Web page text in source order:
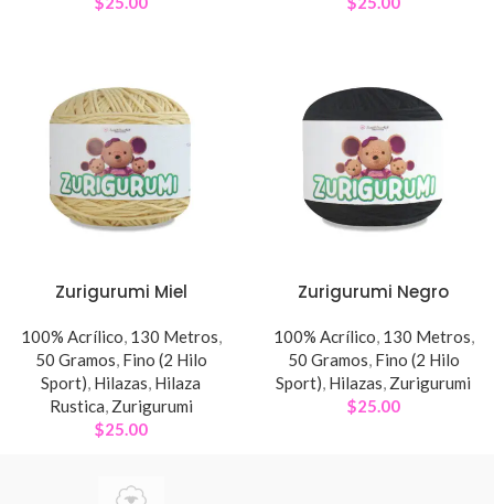
Zurigurumi Miel
100% Acrílico, 130 Metros,
50 Gramos, Fino (2 Hilo
Sport), Hilazas, Hilaza
Rustica, Zurigurumi
$25.00
Zurigurumi Negro
100% Acrílico, 130 Metros,
50 Gramos, Fino (2 Hilo
Sport), Hilazas, Zurigurumi
$25.00